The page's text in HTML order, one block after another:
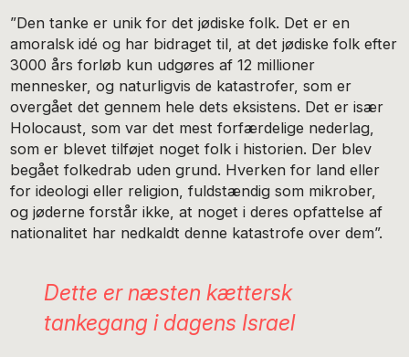
”Den tanke er unik for det jødiske folk. Det er en
amoralsk idé og har bidraget til, at det jødiske folk efter
3000 års forløb kun udgøres af 12 millioner
mennesker, og naturligvis de katastrofer, som er
overgået det gennem hele dets eksistens. Det er især
Holocaust, som var det mest forfærdelige nederlag,
som er blevet tilføjet noget folk i historien. Der blev
begået folkedrab uden grund. Hverken for land eller
for ideologi eller religion, fuldstændig som mikrober,
og jøderne forstår ikke, at noget i deres opfattelse af
nationalitet har nedkaldt denne katastrofe over dem”.
Dette er næsten kættersk
tankegang i dagens Israel